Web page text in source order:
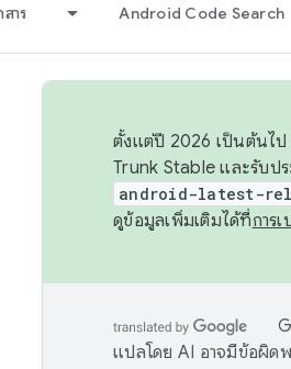
สาร Android Code Search
ตั้งแต่ปี 2026 เป็นต้นไป
Trunk Stable และรับป
android-latest-
ดูข้อมูลเพิ่มเติมได้ที่การ
แปลโดย AI อาจมีข้อผิด